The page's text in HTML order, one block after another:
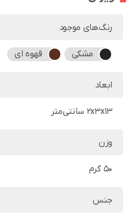
رنگ‌های موجود
مشکی قهوه ای
ابعاد
2x3x13 سانتی‌متر
وزن
50 گرم
جنس